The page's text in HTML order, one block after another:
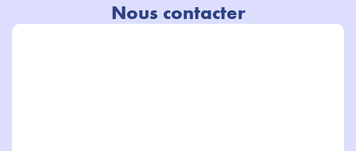
Nous contacter